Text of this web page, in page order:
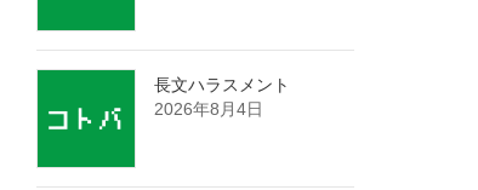
長文ハラスメント
2026年8月4日